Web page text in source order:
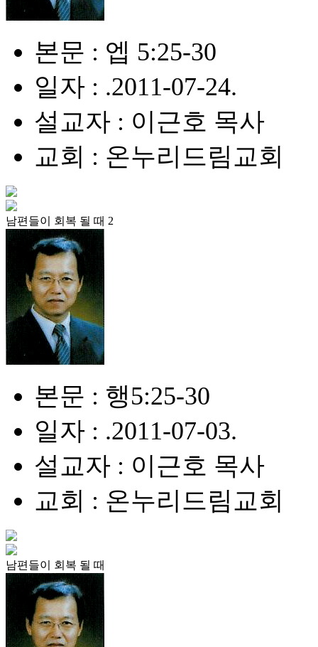
본문 : 엡 5:25-30
일자 : .2011-07-24.
설교자 : 이근호 목사
교회 : 온누리드림교회
남편들이 회복 될 때 2
본문 : 행5:25-30
일자 : .2011-07-03.
설교자 : 이근호 목사
교회 : 온누리드림교회
남편들이 회복 될 때